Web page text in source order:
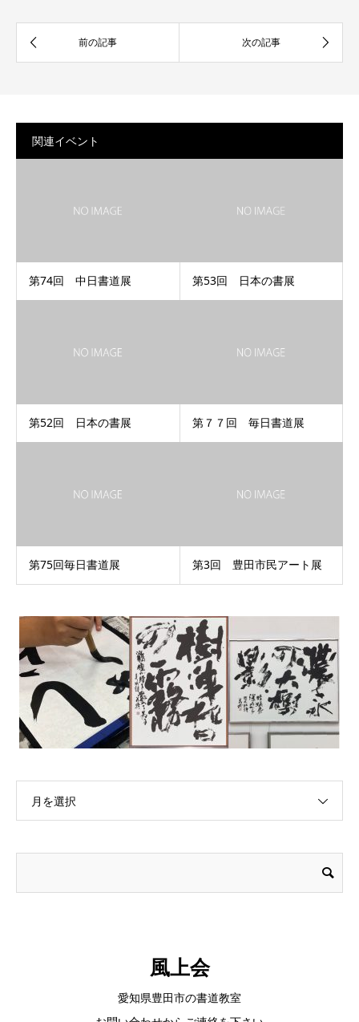
関連イベント
第74回 中日書道展 第53回 日本の書展
第52回 日本の書展 第７７回 毎日書道展
第75回毎日書道展 第3回 豊田市民アート展
月を選択
風上会
愛知県豊田市の書道教室